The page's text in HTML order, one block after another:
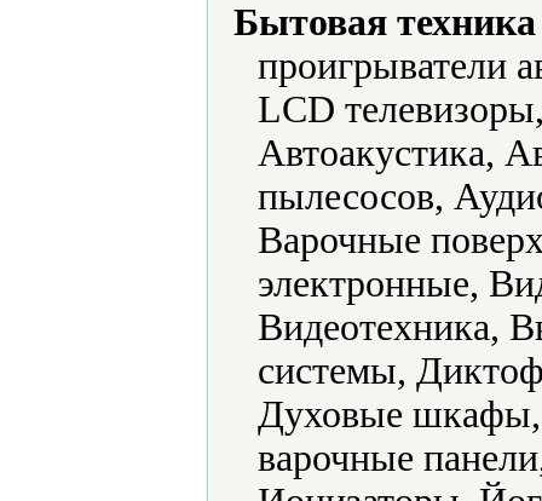
Бытовая
проигрыватели
LCD
Автоакустика,
пылесосов,
Варочные
электронные,
Видеотехника,
системы,
Духовые шкафы,
варочные